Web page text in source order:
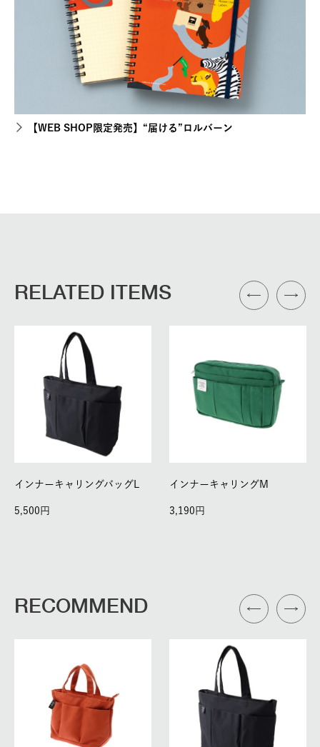
【WEB SHOP限定発売】“届ける”ロルバーン
RELATED ITEMS
インナーキャリングバッグL
5,500
インナーキャリングM
3,190
RECOMMEND